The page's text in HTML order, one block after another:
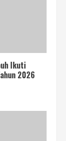
Ikuti
2026